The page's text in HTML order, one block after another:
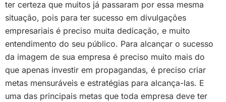
ter certeza que muitos já passaram por essa mesma
situação, pois para ter sucesso em divulgações
empresariais é preciso muita dedicação, e muito
entendimento do seu público. Para alcançar o sucesso
da imagem de sua empresa é preciso muito mais do
que apenas investir em propagandas, é preciso criar
metas mensuráveis e estratégias para alcança-las. E
uma das principais metas que toda empresa deve ter